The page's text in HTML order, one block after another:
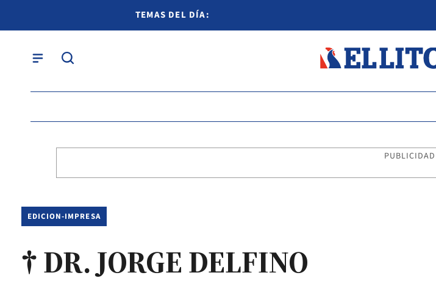
TEMAS DEL DÍA:
PUBLICIDAD
EDICION-IMPRESA
† DR. JORGE DELFINO